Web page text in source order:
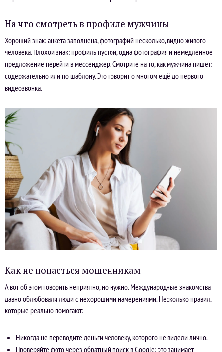
На что смотреть в профиле мужчины
Хороший знак: анкета заполнена, фотографий несколько, видно живого
человека. Плохой знак: профиль пустой, одна фотография и немедленное
предложение перейти в мессенджер. Смотрите на то, как мужчина пишет:
содержательно или по шаблону. Это говорит о многом ещё до первого
видеозвонка.
Как не попасться мошенникам
А вот об этом говорить неприятно, но нужно. Международные знакомства
давно облюбовали люди с нехорошими намерениями. Несколько правил,
которые реально помогают:
Никогда не переводите деньги человеку, которого не видели лично.
Проверяйте фото через обратный поиск в Google: это занимает